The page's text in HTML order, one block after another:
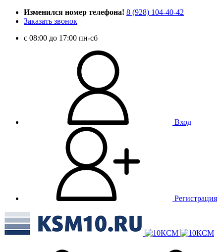
Изменился номер телефона! 8 (928) 104-40-42
Заказать звонок
c 08:00 до 17:00 пн-сб
Вход
Регистрация